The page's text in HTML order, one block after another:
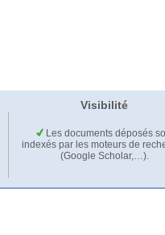
Visibilité
Les documents déposés
indexés par les moteurs de
(Google Scholar,…).